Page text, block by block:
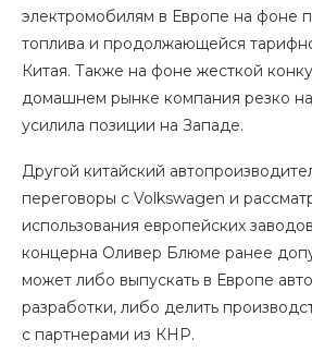
электромобилям в Европе на фоне
топлива и продолжающейся
Китая. Также на фоне жесткой
домашнем рынке компания резко
усилила позиции на Западе.
Другой китайский
переговоры с Volkswagen и
использования европейских
концерна Оливер Блюме ранее
может либо выпускать в Европе
разработки, либо делить
с партнерами из КНР.